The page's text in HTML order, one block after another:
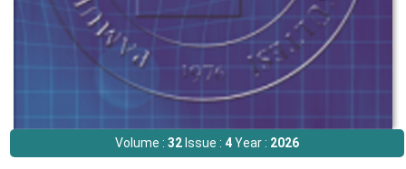
Volume : 32Issue : 4Year : 2026